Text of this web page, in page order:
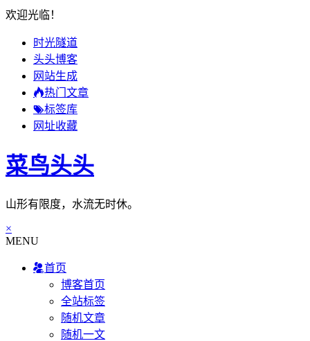
欢迎光临！
时光隧道
头头博客
网站生成
热门文章
标签库
网址收藏
菜鸟头头
山形有限度，水流无时休。
×
MENU
首页
博客首页
全站标签
随机文章
随机一文